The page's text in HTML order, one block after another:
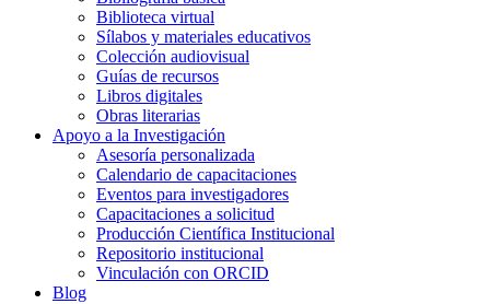
Biblioteca virtual
Sílabos y materiales educativos
Colección audiovisual
Guías de recursos
Libros digitales
Obras literarias
Apoyo a la Investigación
Asesoría personalizada
Calendario de capacitaciones
Eventos para investigadores
Capacitaciones a solicitud
Producción Científica Institucional
Repositorio institucional
Vinculación con ORCID
Blog